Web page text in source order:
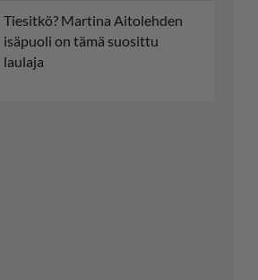
Tiesitkö? Martina Aitolehden
isäpuoli on tämä suosittu
laulaja